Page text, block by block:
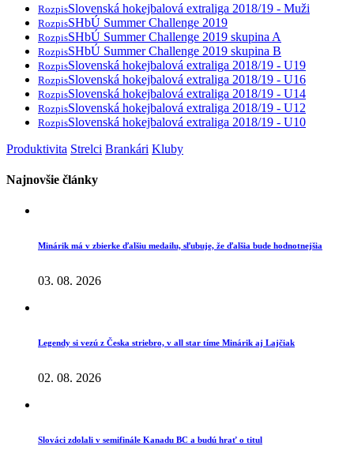
RozpisSlovenská hokejbalová extraliga 2018/19 - Muži
RozpisSHbÚ Summer Challenge 2019
RozpisSHbÚ Summer Challenge 2019 skupina A
RozpisSHbÚ Summer Challenge 2019 skupina B
RozpisSlovenská hokejbalová extraliga 2018/19 - U19
RozpisSlovenská hokejbalová extraliga 2018/19 - U16
RozpisSlovenská hokejbalová extraliga 2018/19 - U14
RozpisSlovenská hokejbalová extraliga 2018/19 - U12
RozpisSlovenská hokejbalová extraliga 2018/19 - U10
Produktivita Strelci Brankári Kluby
Najnovšie články
Minárik má v zbierke ďalšiu medailu, sľubuje, že ďalšia bude hodnotnejšia
03. 08. 2026
Legendy si vezú z Česka striebro, v all star tíme Minárik aj Lajčiak
02. 08. 2026
Slováci zdolali v semifinále Kanadu BC a budú hrať o titul